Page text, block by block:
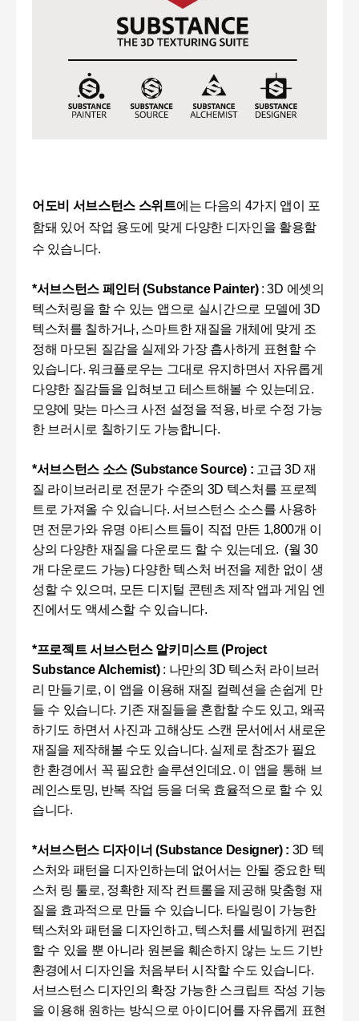
어도비 서브스턴스 스위트에는 다음의 4가지 앱이 포
함돼 있어 작업 용도에 맞게 다양한 디자인을 활용할
수 있습니다.
*서브스턴스 페인터 (Substance Painter): 3D 에셋의
텍스처링을 할 수 있는 앱으로 실시간으로 모델에 3D
텍스처를 칠하거나, 스마트한 재질을 개체에 맞게 조
정해 마모된 질감을 실제와 가장 흡사하게 표현할 수
있습니다. 워크플로우는 그대로 유지하면서 자유롭게
다양한 질감들을 입혀보고 테스트해볼 수 있는데요.
모양에 맞는 마스크 사전 설정을 적용, 바로 수정 가능
한 브러시로 칠하기도 가능합니다.
*서브스턴스 소스 (Substance Source) : 고급 3D재
질 라이브러리로 전문가 수준의 3D 텍스처를 프로젝
트로 가져올 수 있습니다. 서브스턴스 소스를 사용하
면 전문가와 유명 아티스트들이 직접 만든 1,800개 이
상의 다양한 재질을 다운로드 할 수 있는데요. (월 30
개 다운로드 가능) 다양한 텍스처 버전을 제한 없이 생
성할 수 있으며, 모든 디지털 콘텐츠 제작 앱과 게임 엔
진에서도 액세스할 수 있습니다.
*프로젝트 서브스턴스 알키미스트 (Project
Substance Alchemist): 나만의 3D 텍스처 라이브러
리 만들기로, 이 앱을 이용해 재질 컬렉션을 손쉽게 만
들 수 있습니다. 기존 재질들을 혼합할 수도 있고, 왜곡
하기도 하면서 사진과 고해상도 스캔 문서에서 새로운
재질을 제작해볼 수도 있습니다. 실제로 참조가 필요
한 환경에서 꼭 필요한 솔루션인데요. 이 앱을 통해 브
레인스토밍, 반복 작업 등을 더욱 효율적으로 할 수 있
습니다.
*서브스턴스 디자이너 (Substance Designer) : 3D 텍
스처와 패턴을 디자인하는데 없어서는 안될 중요한 텍
스처 링 툴로, 정확한 제작 컨트롤을 제공해 맞춤형 재
질을 효과적으로 만들 수 있습니다. 타일링이 가능한
텍스처와 패턴을 디자인하고, 텍스처를 세밀하게 편집
할 수 있을 뿐 아니라 원본을 훼손하지 않는 노드 기반
환경에서 디자인을 처음부터 시작할 수도 있습니다.
서브스턴스 디자인의 확장 가능한 스크립트 작성 기능
을 이용해 원하는 방식으로 아이디어를 자유롭게 표현